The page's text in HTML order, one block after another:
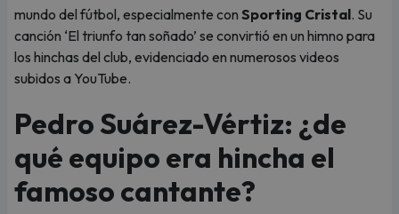
mundo del fútbol, especialmente con Sporting Cristal. Su
canción ‘El triunfo tan soñado’ se convirtió en un himno para
los hinchas del club, evidenciado en numerosos videos
subidos a YouTube.
Pedro Suárez-Vértiz: ¿de
qué equipo era hincha el
famoso cantante?